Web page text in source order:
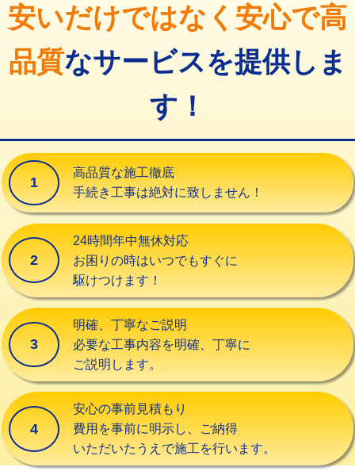
廃棄・処分 現場見積
止水・漏水調査・防水処理・清掃・修
理・調整・分解・加工など（重作業）
33,000円
その他部品の脱着 8,800円～
交換・取付(単水栓（壁付・デッキ
式）)
13,200円+材料費
交換・取付(混合水栓（壁付・デッキ
式・ワンホール）)
16,500円+材料費
交換・取付(排水栓・排水トラップ
（P/S/ポップアップ））
交換・取付（その他部品）
持込商品取付（単水栓）
持込商品取付（混合水栓） 16,500円
持込商品取付（浄水器・分岐水栓） 16,500円
給水管工事※（ホール加工)
給水管工事※（バンド止め) 3,300円
安いだけではなく安心で高
品質なサービスを提供しま
す！
1
高品質な施工徹底
手続き工事は絶対に致しません！
2
24時間年中無休対応
お困りの時はいつでもすぐに
駆けつけます！
3
明確、丁寧なご説明
必要な工事内容を明確、丁寧に
ご説明します。
4
安心の事前見積もり
費用を事前に明示し、ご納得
いただいたうえで施工を行います。